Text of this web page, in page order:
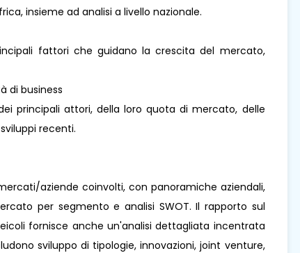
insieme ad analisi a livello nazionale.
fattori che guidano la crescita del mercato,
di business
principali attori, della loro quota di mercato, delle
recenti.
aziende coinvolti, con panoramiche aziendali,
per segmento e analisi SWOT. Il rapporto sul
fornisce anche un'analisi dettagliata incentrata
sviluppo di tipologie, innovazioni, joint venture,